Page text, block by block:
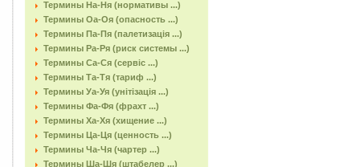
Термины На-Ня (нормативы ...)
Термины Оа-Оя (опасность ...)
Термины Па-Пя (палетизація ...)
Термины Ра-Ря (риск системы ...)
Термины Са-Ся (сервіс ...)
Термины Та-Тя (тариф ...)
Термины Уа-Уя (унітізація ...)
Термины Фа-Фя (фрахт ...)
Термины Ха-Хя (хищение ...)
Термины Ца-Ця (ценность ...)
Термины Ча-Чя (чартер ...)
Термины Ша-Шя (штабелер ...)